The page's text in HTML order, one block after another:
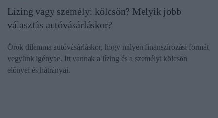
Lízing vagy személyi kölcsön? Melyik jobb
választás autóvásárláskor?
Örök dilemma autóvásárláskor, hogy milyen finanszírozási formát
vegyünk igénybe. Itt vannak a lízing és a személyi kölcsön
előnyei és hátrányai.